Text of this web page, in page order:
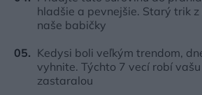
hladšie a pevnejšie. Starý trik
naše babičky
Kedysi boli veľkým trendom,
vyhnite. Týchto 7 vecí robí
zastaralou